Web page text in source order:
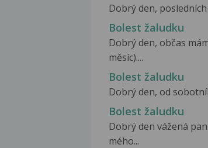
Dobrý den,
Bolest žaludku
Dobrý den, občas
měsíc)....
Bolest žaludku
Dobrý den, od
Bolest žaludku
Dobrý den vážená
mého...